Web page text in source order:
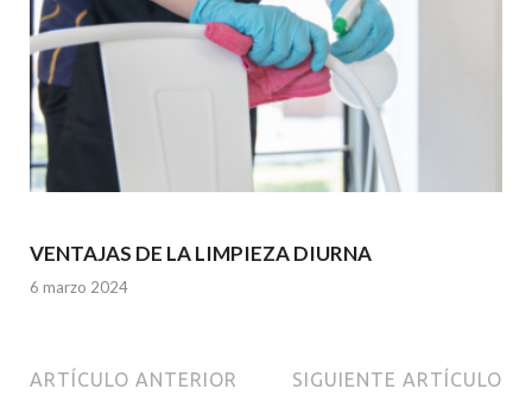
VENTAJAS DE LA LIMPIEZA DIURNA
6 marzo 2024
ARTÍCULO ANTERIOR SIGUIENTE ARTÍCULO